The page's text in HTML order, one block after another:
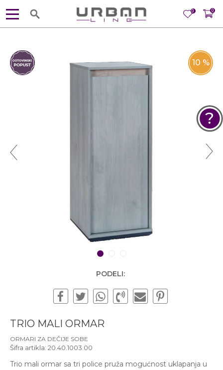
0
0
1
10 %
PODELI:
TRIO MALI ORMAR
ORMARI ZA DEČIJE SOBE
Šifra artikla: 20.40.1003.00
Trio mali ormar sa tri police pruža mogućnost uklapanja u
POMOĆ PRI KUPOVINI
Za više informacija, pomoć i
Subotom od 10:00 do
16:00 časova